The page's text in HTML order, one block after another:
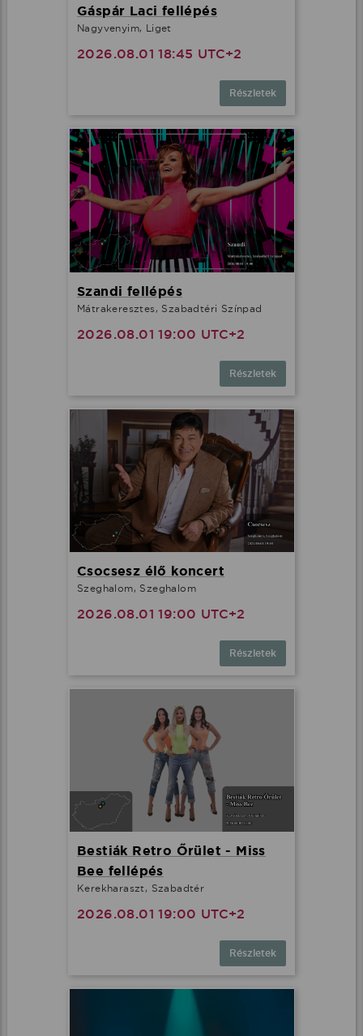
Gáspár Laci fellépés
Nagyvenyim, Liget
2026.08.01 18:45 UTC+2
Részletek
Szandi fellépés
Mátrakeresztes, Szabadtéri Színpad
2026.08.01 19:00 UTC+2
Részletek
Csocsesz élő koncert
Szeghalom, Szeghalom
2026.08.01 19:00 UTC+2
Részletek
Bestiák Retro Őrület - Miss
Bee fellépés
Kerekharaszt, Szabadtér
2026.08.01 19:00 UTC+2
Részletek